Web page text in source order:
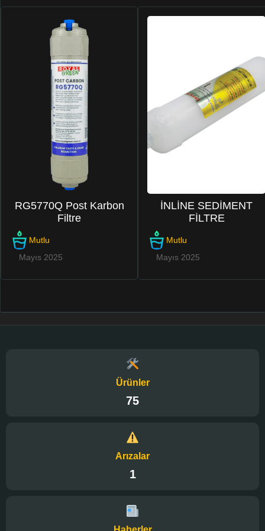
RG5770Q Post Karbon
Filtre
Mutlu
Mayıs 2025
İNLİNE SEDİMENT
FİLTRE
Mutlu
Mayıs 2025
Ürünler
75
Arızalar
1